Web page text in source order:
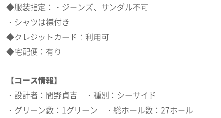
◆服装指定：・ジーンズ、サンダル不可
・シャツは襟付き
◆クレジットカード：利用可
◆宅配便：有り
【コース情報】
・設計者：間野貞吉 ・種別：シーサイド
・グリーン数：1グリーン ・総ホール数：27ホール